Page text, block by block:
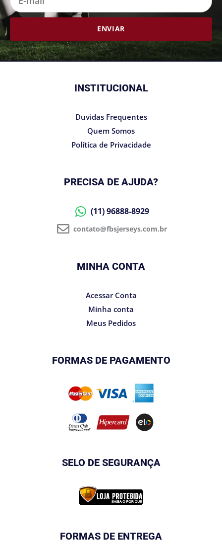
mail
ENVIAR
INSTITUCIONAL
Duvidas Frequentes
Quem Somos
Política de Privacidade
PRECISA DE AJUDA?
(11) 96888-8929
contato@fbsjerseys.com.br
MINHA CONTA
Acessar Conta
Minha conta
Meus Pedidos
FORMAS DE PAGAMENTO
SELO DE SEGURANÇA
FORMAS DE ENTREGA